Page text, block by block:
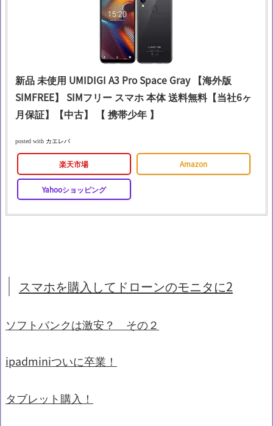
新品 未使用 UMIDIGI A3 Pro Space Gray 【海外版
SIMFREE】 SIMフリー スマホ 本体 送料無料【当社6ヶ
月保証】【中古】 【 携帯少年 】
posted with カエレバ
楽天市場 Amazon
Yahooショッピング
スマホを購入してドローンのモニタに2
ソフトバンクは激安？ その２
ipadminiついに卒業！
タブレット購入！